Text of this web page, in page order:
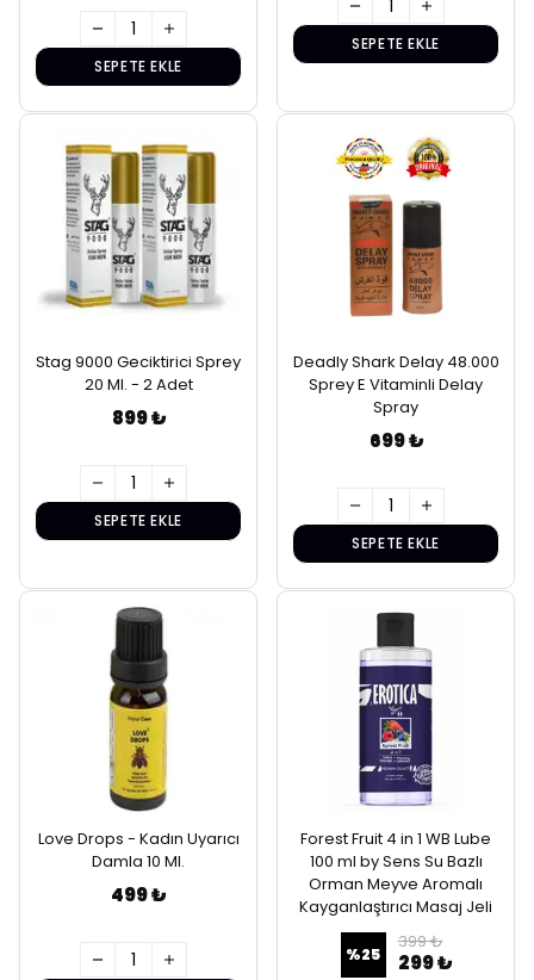
SEPETE EKLE
SEPETE EKLE
Stag 9000 Geciktirici Sprey
20 Ml. - 2 Adet
899 ₺
SEPETE EKLE
Deadly Shark Delay 48.000
Sprey E Vitaminli Delay
Spray
699 ₺
SEPETE EKLE
Love Drops - Kadın Uyarıcı
Damla 10 Ml.
499 ₺
Forest Fruit 4 in 1 WB Lube
100 ml by Sens Su Bazlı
Orman Meyve Aromalı
Kayganlaştırıcı Masaj Jeli
%25
399 ₺
299 ₺